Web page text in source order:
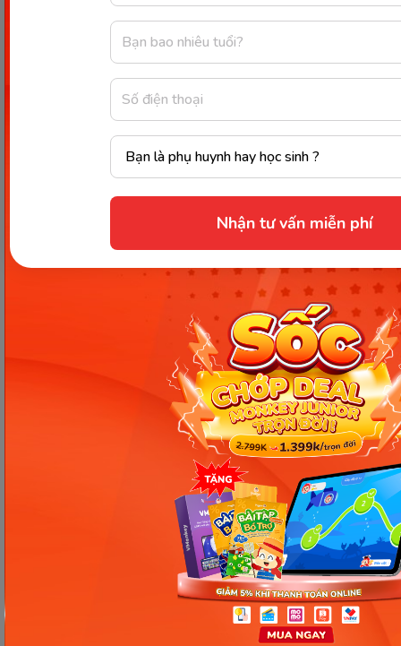
Nhận tư vấn miễn phí
dục trong thời gian mang thai. Hơn thế nữa, người
bị nhiễm, virus HCV cần hạn chế có các vết thương
trên cơ thể và tránh dùng đồ chung với thai phụ.
Trên đây là những giải đáp cho câu hỏibị viêm gan
c có sinh con được không
bệnh lý vô cùng nguy hiểm với nhiều biến chứng
để không ảnh hưởng đến mọi người xung quanh,
Nguồn tham khảo
Chia sẻ ngay
Thông tin trong bài viết được tổng hợp nhằm
mục đích tham khảo và có thể thay đổi mà
không cần báo trước. Quý khách vui lòng
kiểm tra lại qua các kênh chính thức hoặc liên
hệ trực tiếp với đơn vị liên quan để nắm bắt